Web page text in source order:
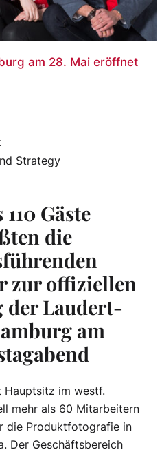
Hamburg
am 28. Mai eröffnet
Strategy
Gäste
die
zur offiziellen
der Laudert-
am
Hauptsitz im westf.
mehr als 60 Mitarbeitern
die Produktfotografie in
Der Geschäftsbereich